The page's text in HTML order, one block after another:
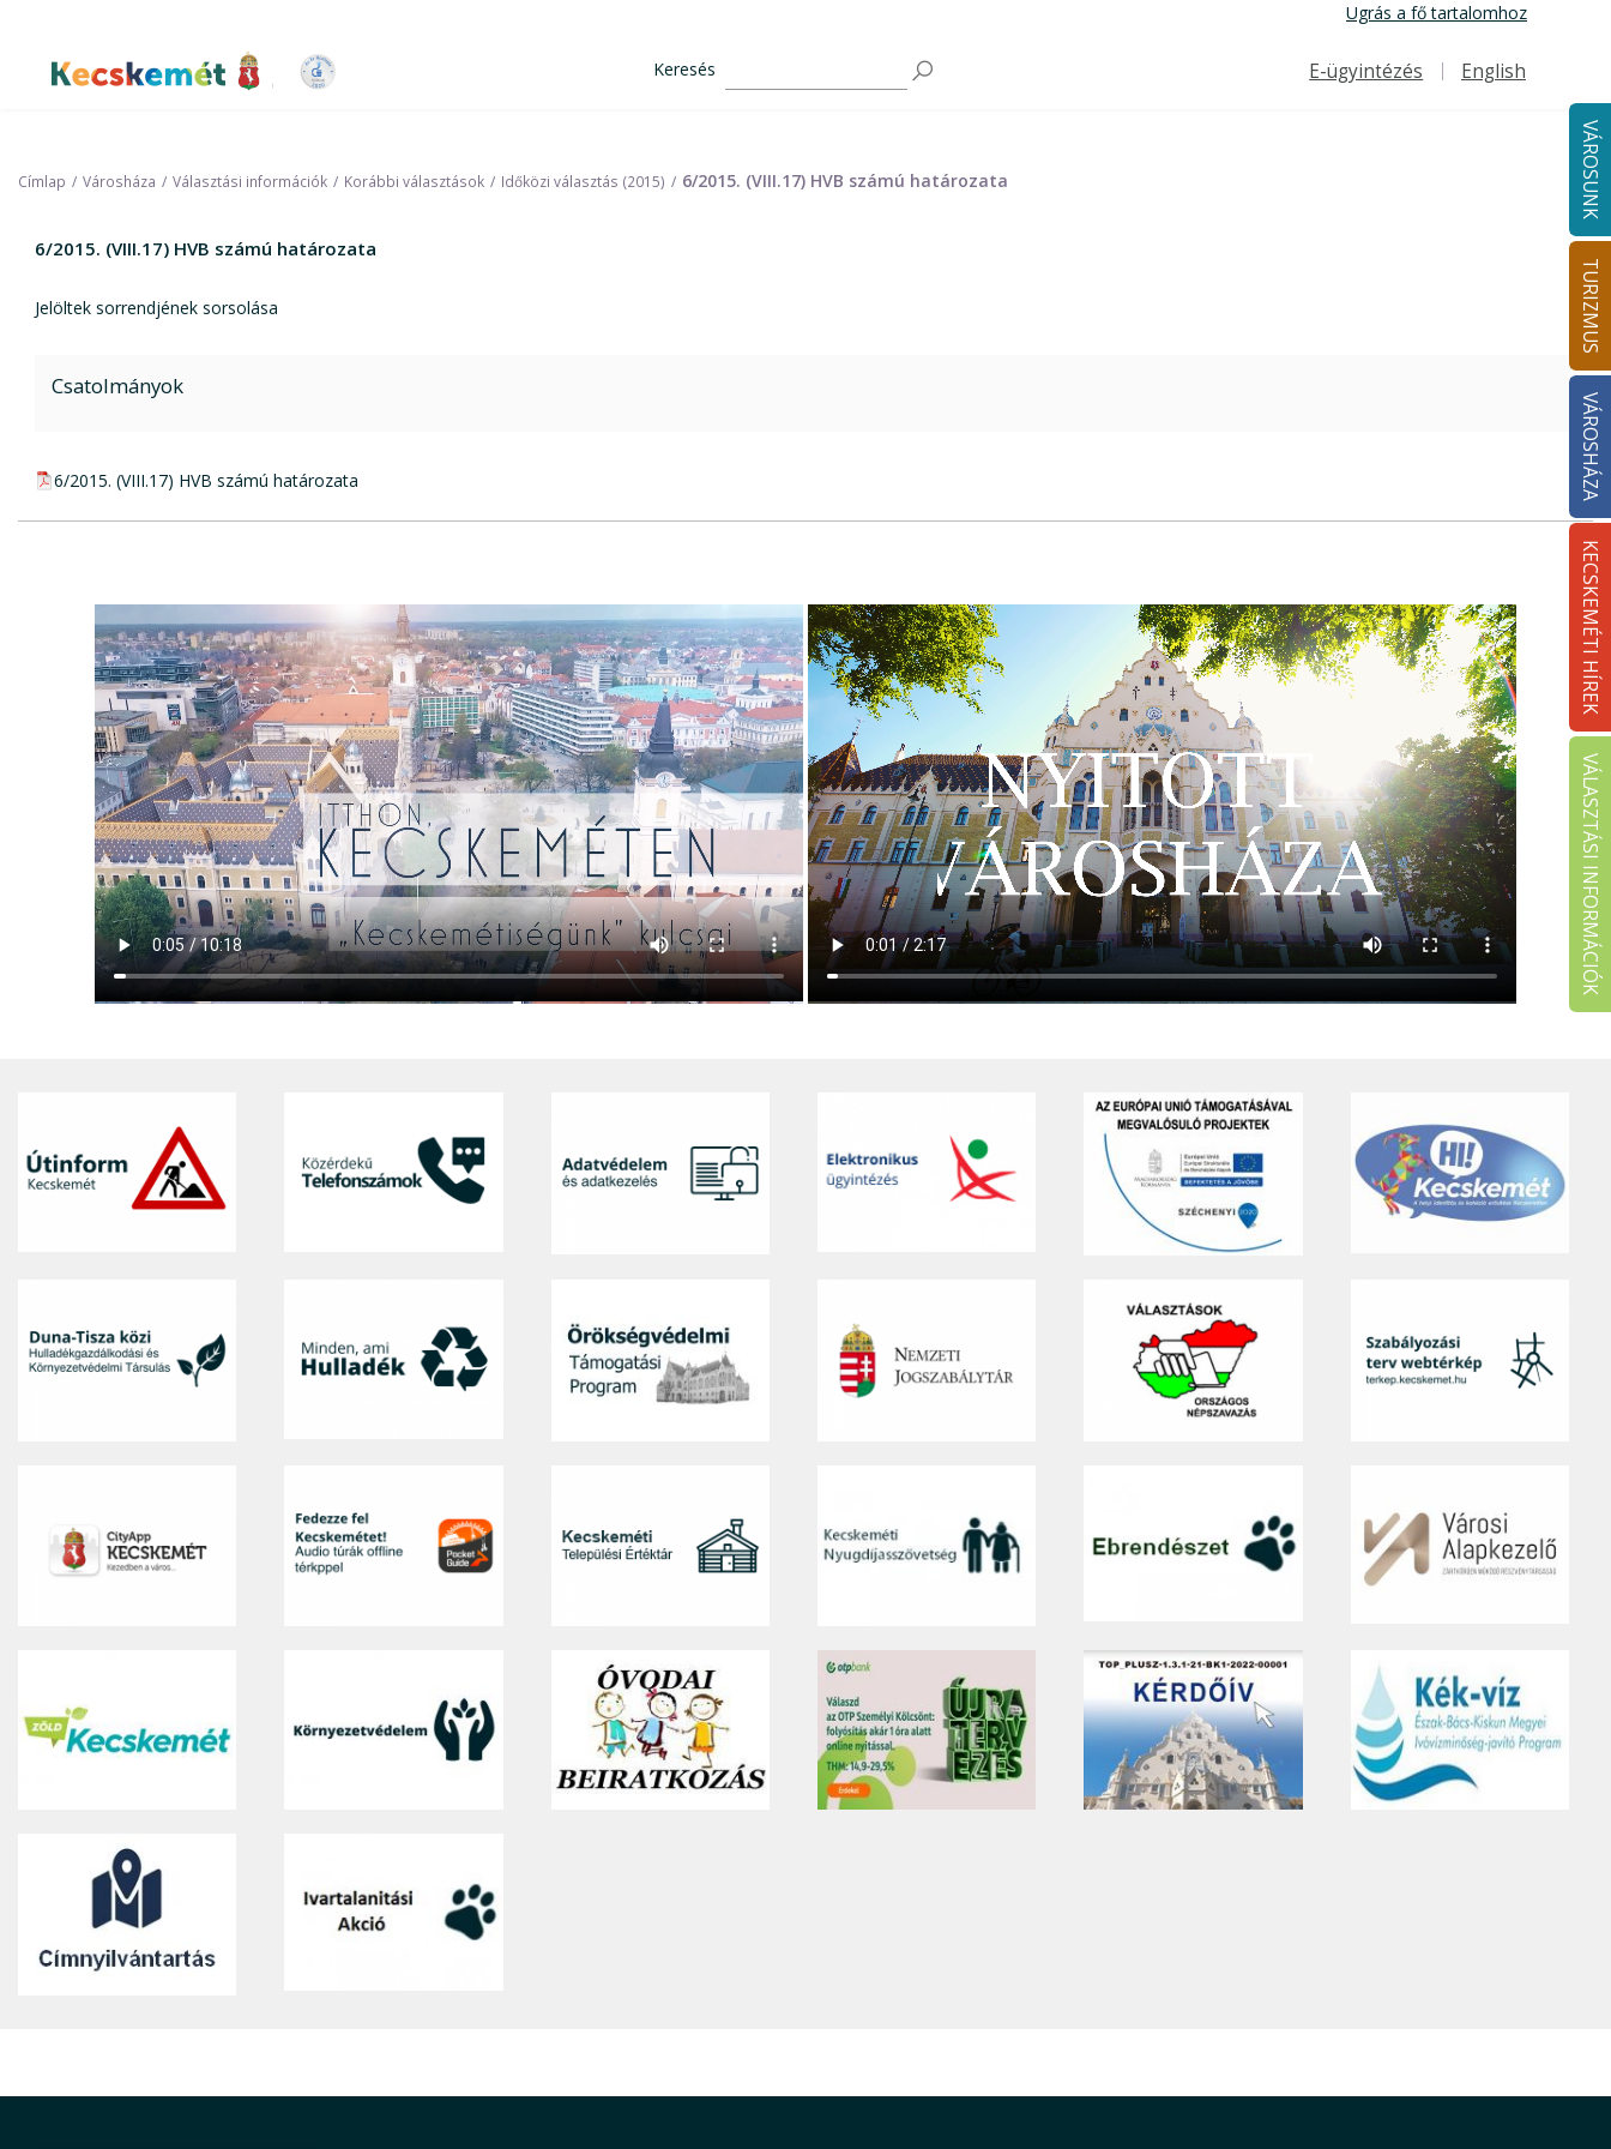
tartalomra
Ugrás a fő tartalomhoz
Kecskemét Város Honlapja
Keresés
Felső navigáció
E-ügyintézés English
VÁROSUNK
TURIZMUS
VÁROSHÁZA
KECSKEMÉTI HÍREK
VÁLASZTÁSI INFORMÁCIÓK
Címlap Városháza Választási információk Korábbi választások Időközi választás (2015) 6/2015. (VIII.17) HVB számú határozata
6/2015. (VIII.17) HVB számú határozata
Jelöltek sorrendjének sorsolása
Csatolmányok
pdf csatolmány:
6/2015. (VIII.17) HVB számú határozata